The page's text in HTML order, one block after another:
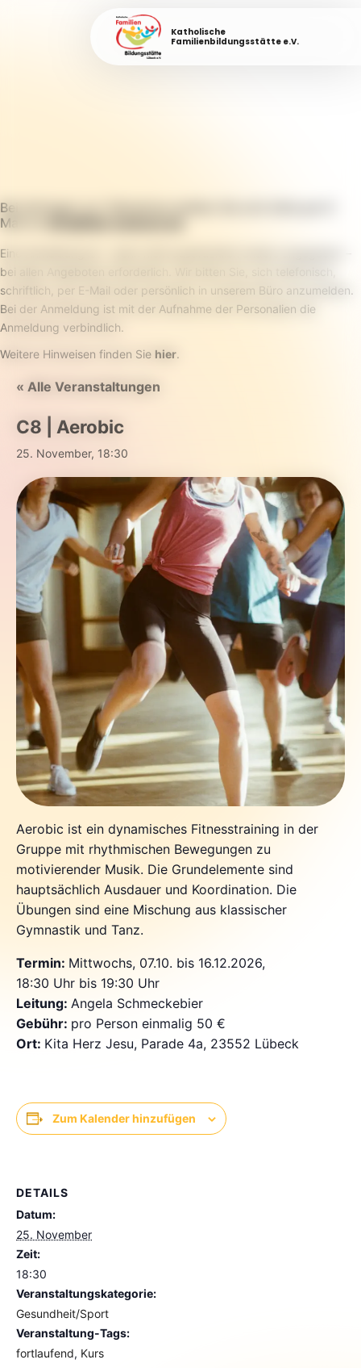
Katholische
Familienbildungsstätte e.V.
Bei Anfragen zur Teilnahme melden Sie sich bitte per E-
Mail an
Eine Anmeldung ist – wenn nicht ausdrücklich anders angegeben –
bei allen Angeboten erforderlich. Wir bitten Sie, sich telefonisch,
schriftlich, per E-Mail oder persönlich in unserem Büro anzumelden.
Bei der Anmeldung ist mit der Aufnahme der Personalien die
Anmeldung verbindlich.
Weitere Hinweisen finden Sie hier.
« Alle Veranstaltungen
C8 | Aerobic
25. November, 18:30
Aerobic ist ein dynamisches Fitnesstraining in der
Gruppe mit rhythmischen Bewegungen zu
motivierender Musik. Die Grundelemente sind
hauptsächlich Ausdauer und Koordination. Die
Übungen sind eine Mischung aus klassischer
Gymnastik und Tanz.
Termin: Mittwochs, 07.10. bis 16.12.2026,
18:30 Uhr bis 19:30 Uhr
Leitung: Angela Schmeckebier
Gebühr: pro Person einmalig 50 €
Ort: Kita Herz Jesu, Parade 4a, 23552 Lübeck
Zum Kalender hinzufügen
DETAILS
Datum:
25. November
Zeit:
18:30
Veranstaltungskategorie:
Gesundheit/Sport
Veranstaltung-Tags:
fortlaufend, Kurs